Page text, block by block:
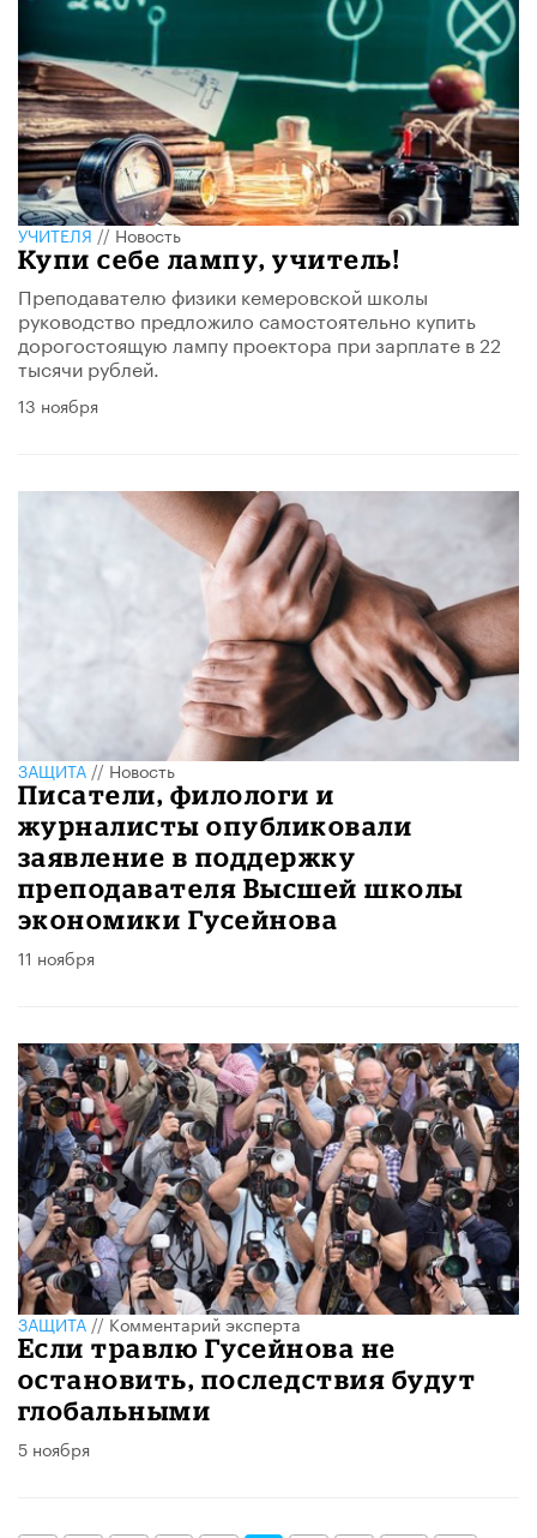
УЧИТЕЛЯ//Новость
Купи себе лампу, учитель!
Преподавателю физики кемеровской школы
руководство предложило самостоятельно купить
дорогостоящую лампу проектора при зарплате в 22
тысячи рублей.
13 ноября
ЗАЩИТА//Новость
Писатели, филологи и
журналисты опубликовали
заявление в поддержку
преподавателя Высшей школы
экономики Гусейнова
11 ноября
ЗАЩИТА//Комментарий эксперта
Если травлю Гусейнова не
остановить, последствия будут
глобальными
5 ноября